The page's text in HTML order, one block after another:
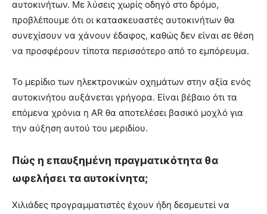
αυτοκινήτων. Με λύσεις χωρίς οδηγό στο δρόμο,
προβλέπουμε ότι οι κατασκευαστές αυτοκινήτων θα
συνεχίσουν να χάνουν έδαφος, καθώς δεν είναι σε θέση
να προσφέρουν τίποτα περισσότερο από το εμπόρευμα.
Το μερίδιο των ηλεκτρονικών οχημάτων στην αξία ενός
αυτοκινήτου αυξάνεται γρήγορα. Είναι βέβαιο ότι τα
επόμενα χρόνια η AR θα αποτελέσει βασικό μοχλό για
την αύξηση αυτού του μεριδίου.
Πώς η επαυξημένη πραγματικότητα θα
ωφελήσει τα αυτοκίνητα;
Χιλιάδες προγραμματιστές έχουν ήδη δεσμευτεί να